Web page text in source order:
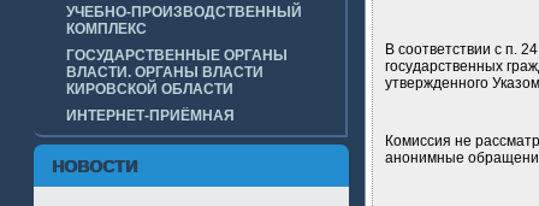
УЧЕБНО-ПРОИЗВОДСТВЕННЫЙ
КОМПЛЕКС
ГОСУДАРСТВЕННЫЕ ОРГАНЫ
ВЛАСТИ. ОРГАНЫ ВЛАСТИ
КИРОВСКОЙ ОБЛАСТИ
ИНТЕРНЕТ-ПРИЁМНАЯ
НОВОСТИ
В соответствии с п.
государственных
утвержденного
Комиссия не
анонимные